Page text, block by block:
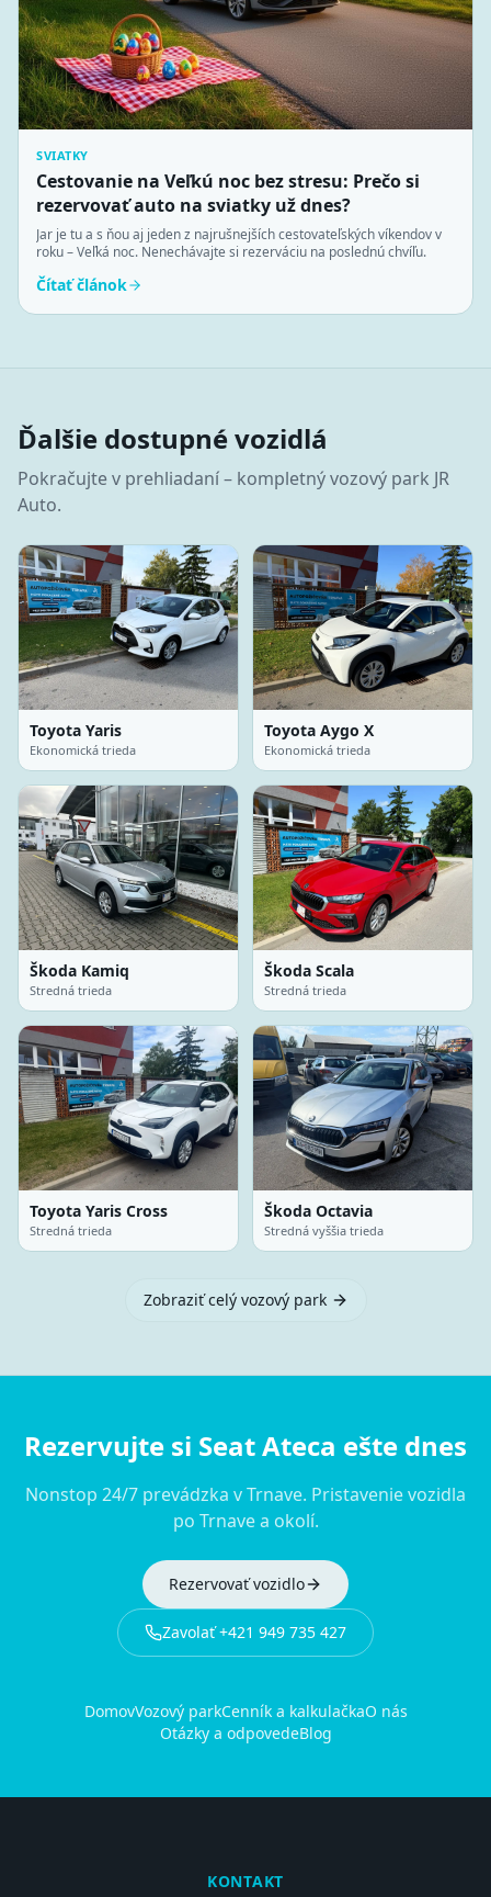
SVIATKY
Cestovanie na Veľkú noc bez stresu: Prečo si
rezervovať auto na sviatky už dnes?
Jar je tu a s ňou aj jeden z najrušnejších cestovateľských víkendov v
roku – Veľká noc. Nenechávajte si rezerváciu na poslednú chvíľu.
Čítať článok
Ďalšie dostupné vozidlá
Pokračujte v prehliadaní – kompletný vozový park JR
Auto.
Toyota Yaris
Ekonomická trieda
Toyota Aygo X
Ekonomická trieda
Škoda Kamiq
Stredná trieda
Škoda Scala
Stredná trieda
Toyota Yaris Cross
Stredná trieda
Škoda Octavia
Stredná vyššia trieda
Zobraziť celý vozový park
Rezervujte si Seat Ateca ešte dnes
Nonstop 24/7 prevádzka v Trnave. Pristavenie vozidla
po Trnave a okolí.
Rezervovať vozidlo
Zavolať+421 949 735 427
DomovVozový parkCenník a kalkulačkaO nás
Otázky a odpovedeBlog
KONTAKT